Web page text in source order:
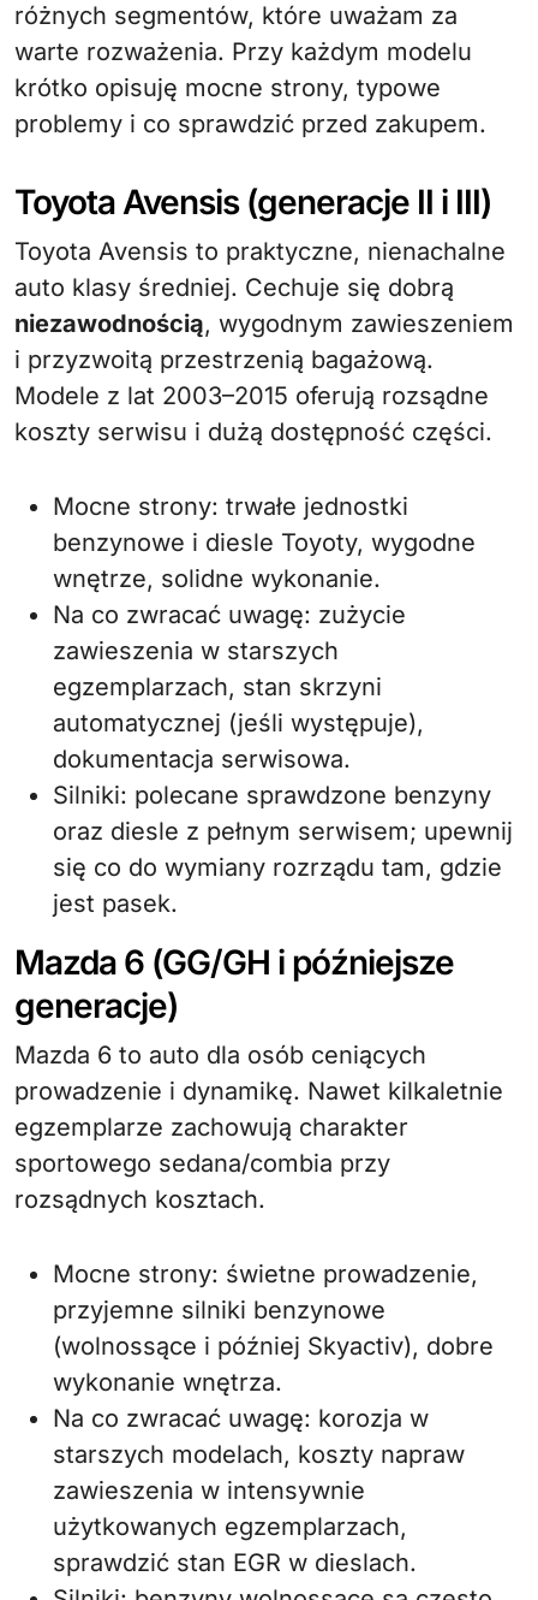
różnych segmentów, które uważam za
warte rozważenia. Przy każdym modelu
krótko opisuję mocne strony, typowe
problemy i co sprawdzić przed zakupem.
Toyota Avensis (generacje II i III)
Toyota Avensis to praktyczne, nienachalne
auto klasy średniej. Cechuje się dobrą
niezawodnością, wygodnym zawieszeniem
i przyzwoitą przestrzenią bagażową.
Modele z lat 2003–2015 oferują rozsądne
koszty serwisu i dużą dostępność części.
Mocne strony: trwałe jednostki
benzynowe i diesle Toyoty, wygodne
wnętrze, solidne wykonanie.
Na co zwracać uwagę: zużycie
zawieszenia w starszych
egzemplarzach, stan skrzyni
automatycznej (jeśli występuje),
dokumentacja serwisowa.
Silniki: polecane sprawdzone benzyny
oraz diesle z pełnym serwisem; upewnij
się co do wymiany rozrządu tam, gdzie
jest pasek.
Mazda 6 (GG/GH i późniejsze
generacje)
Mazda 6 to auto dla osób ceniących
prowadzenie i dynamikę. Nawet kilkaletnie
egzemplarze zachowują charakter
sportowego sedana/combia przy
rozsądnych kosztach.
Mocne strony: świetne prowadzenie,
przyjemne silniki benzynowe
(wolnossące i później Skyactiv), dobre
wykonanie wnętrza.
Na co zwracać uwagę: korozja w
starszych modelach, koszty napraw
zawieszenia w intensywnie
użytkowanych egzemplarzach,
sprawdzić stan EGR w dieslach.